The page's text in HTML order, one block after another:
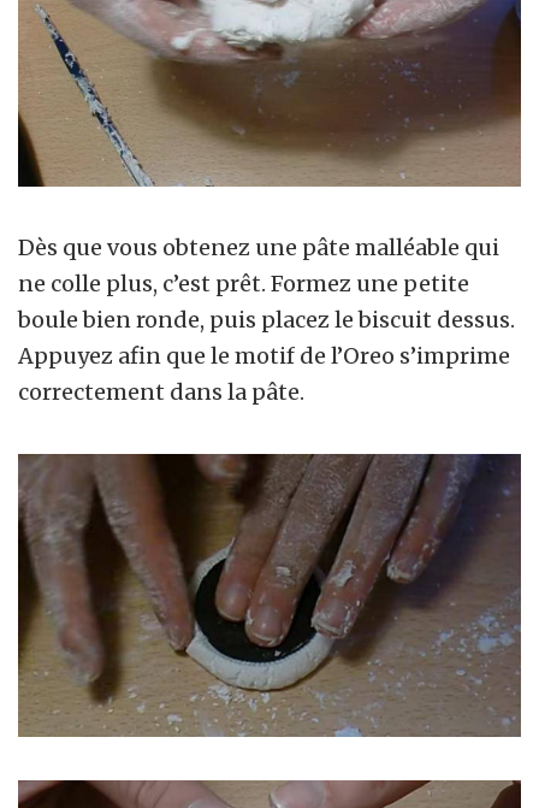
Dès que vous obtenez une pâte malléable qui
ne colle plus, c’est prêt. Formez une petite
boule bien ronde, puis placez le biscuit dessus.
Appuyez afin que le motif de l’Oreo s’imprime
correctement dans la pâte.